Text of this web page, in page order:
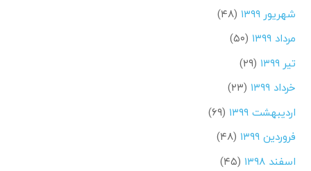
شهریور ۱۳۹۹
(۴۸)
مرداد ۱۳۹۹
(۵۰)
تیر ۱۳۹۹
(۲۹)
خرداد ۱۳۹۹
(۲۳)
اردیبهشت ۱۳۹۹
(۶۹)
فروردین ۱۳۹۹
(۴۸)
اسفند ۱۳۹۸
(۴۵)